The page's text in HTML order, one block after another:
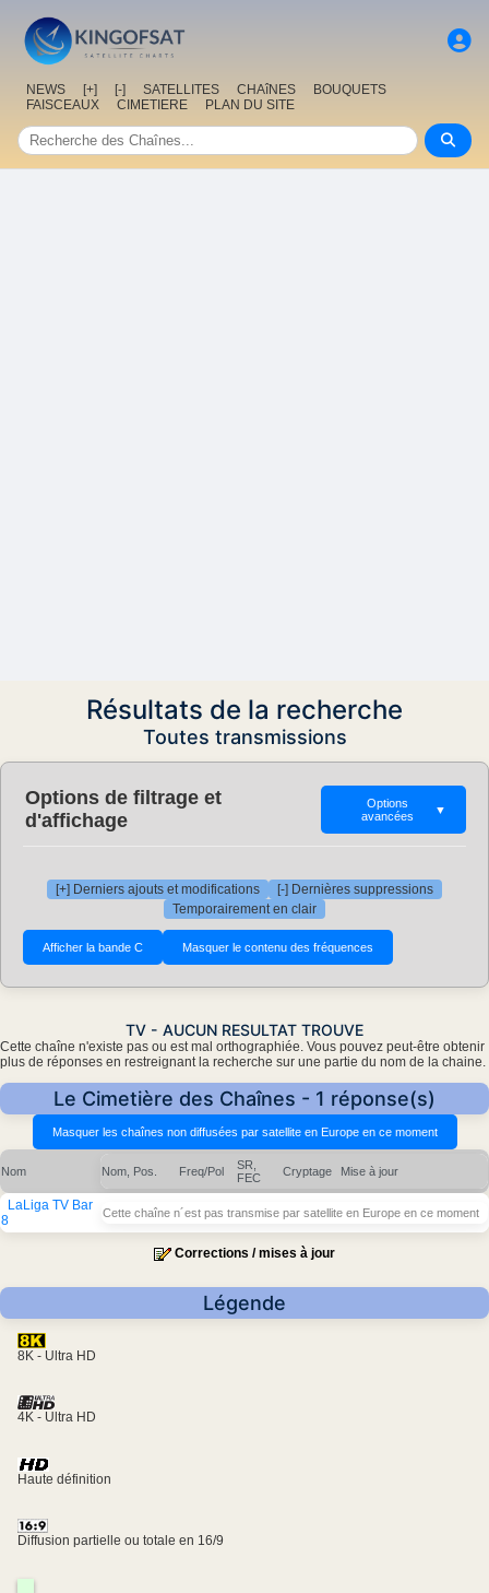
NEWS [+] [-] SATELLITES CHAîNES
BOUQUETS
FAISCEAUX
CIMETIERE PLAN DU SITE
Résultats de la recherche
Toutes transmissions
Options de filtrage et
d'affichage
Options
avancées
▼
[+] Derniers ajouts et modifications
[-] Dernières suppressions
Temporairement en clair
TV - AUCUN RESULTAT TROUVE
Cette chaîne n'existe pas ou est mal orthographiée. Vous pouvez peut-être obtenir
plus de réponses en restreignant la recherche sur une partie du nom de la chaine.
Le Cimetière des Chaînes - 1 réponse(s)
Nom Nom, Pos. Freq/Pol
SR,
FEC
Cryptage Mise à jour
LaLiga TV Bar
8
Cette chaîne n´est pas transmise par satellite en Europe en ce moment
Corrections / mises à jour
Légende
8K - Ultra HD
4K - Ultra HD
Haute définition
Diffusion partielle ou totale en 16/9